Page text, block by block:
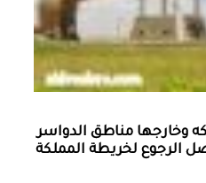
وخارجها ‏مناطق الدواسر
الرجوع لخريطة المملكة